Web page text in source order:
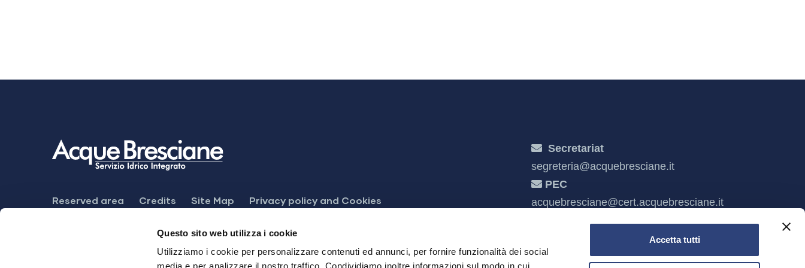
Questo sito web utilizza i cookie
Utilizziamo i cookie per personalizzare contenuti ed annunci, per fornire funzionalità dei social
Accetta tutti
Footer
Menu
Reserved area Credits Site Map Privacy policy and Cookies
Feedback mechanism Dichiarazione di accessibilità
Secretariat
segreteria@acquebresciane.it
PEC
acquebresciane@cert.acquebresciane.it